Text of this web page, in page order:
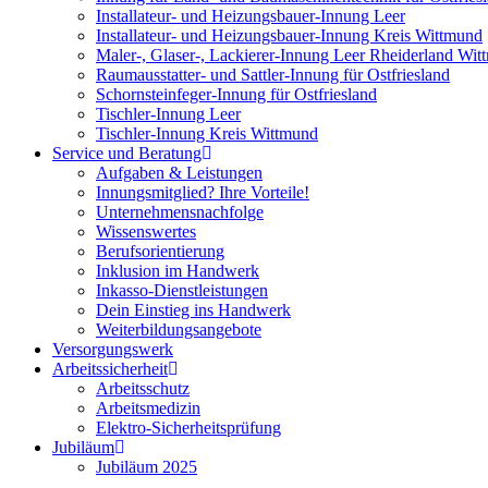
Installateur- und Heizungsbauer-Innung Leer
Installateur- und Heizungsbauer-Innung Kreis Wittmund
Maler-, Glaser-, Lackierer-Innung Leer Rheiderland
Raumausstatter- und Sattler-Innung für Ostfriesland
Schornsteinfeger-Innung für Ostfriesland
Tischler-Innung Leer
Tischler-Innung Kreis Wittmund
Service und Beratung
Aufgaben & Leistungen
Innungsmitglied? Ihre Vorteile!
Unternehmensnachfolge
Wissenswertes
Berufsorientierung
Inklusion im Handwerk
Inkasso-Dienstleistungen
Dein Einstieg ins Handwerk
Weiterbildungsangebote
Versorgungswerk
Arbeitssicherheit
Arbeitsschutz
Arbeitsmedizin
Elektro-Sicherheitsprüfung
Jubiläum
Jubiläum 2025